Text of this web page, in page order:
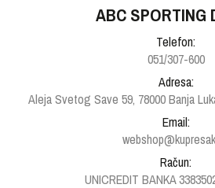
ABC SPORTING
Telefon:
051/307-600
Adresa:
Aleja Svetog Save 59, 78000 Banja
Email:
Račun:
UNICREDIT BANKA